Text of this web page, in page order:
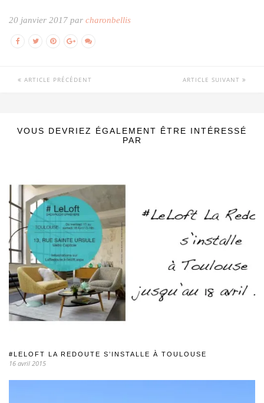
20 janvier 2017 par charonbellis
ARTICLE PRÉCÉDENT ARTICLE SUIVANT
VOUS DEVRIEZ ÉGALEMENT ÊTRE INTÉRESSÉ
PAR
#LELOFT LA REDOUTE S’INSTALLE À TOULOUSE
16 avril 2015